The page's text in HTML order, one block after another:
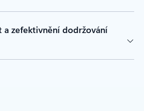
a zefektivnění dodržování